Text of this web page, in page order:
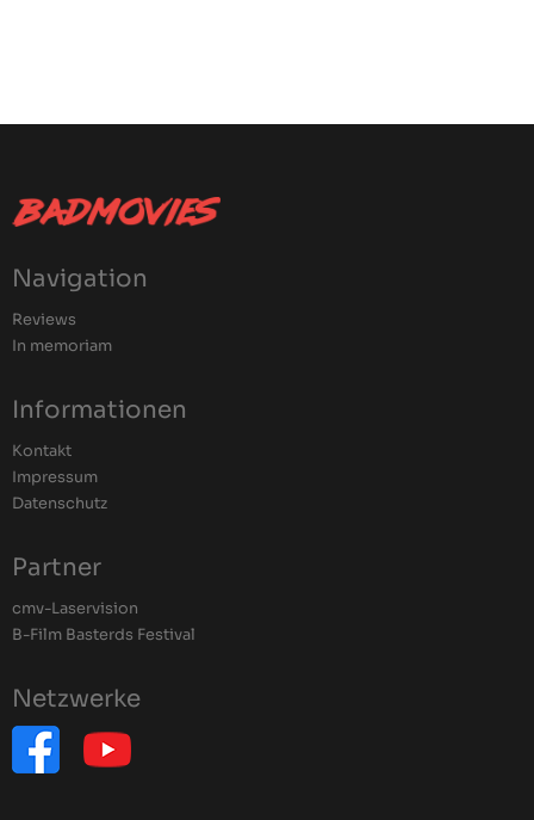
Navigation
Reviews
In memoriam
Informationen
Kontakt
Impressum
Datenschutz
Partner
cmv-Laservision
B-Film Basterds Festival
Netzwerke